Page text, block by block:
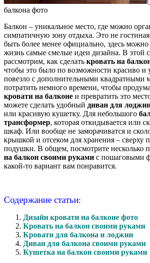
балкона фото
Балкон – уникальное место, где можно
симпатичную зону отдыха. Это не
быть более менее официально, здесь можно
жизнь самые смелые идеи дизайна. В этой
рассмотрим, как сделать кровать на
чтобы это было по возможности красиво и
повезло с дополнительными квадратными
потратить немного времени, чтобы
кровати на балконе и превратить это
можете сделать удобный диван для
или красивую кушетку. Для небольшого
трансформер, которая откидывается или
шкаф. Или вообще не заморачиватся и
крышкой и отсеком для хранения – сверху
подушки. В общем, посмотрите несколько
на балкон своими руками с пошаговыми
какой-то вариант вам понравится.
Содержание статьи:
Дизайн кровати на балконе фото
Кровать на балкон своими руками
Кровати для балкона и лоджии
Диван для балкона своими руками
Кушетка на балкон своими руками